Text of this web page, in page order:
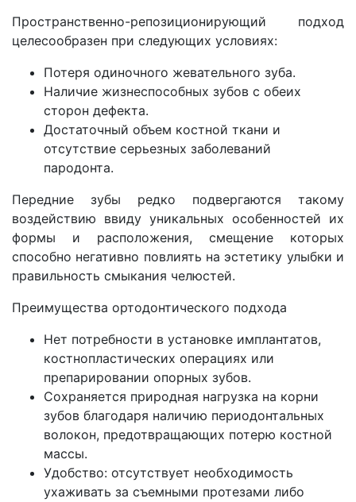
Пространственно-репозиционирующий подход
целесообразен при следующих условиях:
Потеря одиночного жевательного зуба.
Наличие жизнеспособных зубов с обеих
сторон дефекта.
Достаточный объем костной ткани и
отсутствие серьезных заболеваний
пародонта.
Передние зубы редко подвергаются такому
воздействию ввиду уникальных особенностей их
формы и расположения, смещение которых
способно негативно повлиять на эстетику улыбки и
правильность смыкания челюстей.
Преимущества ортодонтического подхода
Нет потребности в установке имплантатов,
костнопластических операциях или
препарировании опорных зубов.
Сохраняется природная нагрузка на корни
зубов благодаря наличию периодонтальных
волокон, предотвращающих потерю костной
массы.
Удобство: отсутствует необходимость
ухаживать за съемными протезами либо